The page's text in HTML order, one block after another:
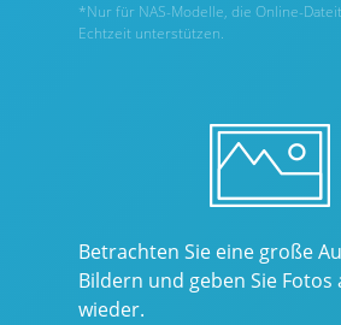
*Nur für NAS-Modelle, die Online-
Echtzeit unterstützen.
Betrachten Sie eine große
Bildern und geben Sie Fotos
wieder.